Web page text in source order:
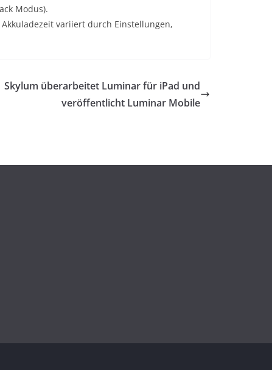
Modus).
variiert durch Einstellungen,
Skylum überarbeitet Luminar für iPad und
veröffentlicht Luminar Mobile